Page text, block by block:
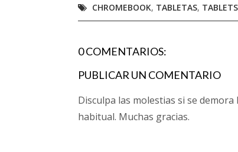
CHROMEBOOK, TABLETAS, TABLETS
0 COMENTARIOS:
PUBLICAR UN COMENTARIO
Disculpa las molestias si se
habitual. Muchas gracias.